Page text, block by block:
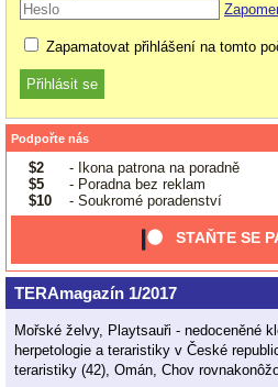
Zapamatovat přihlášení na tomto
Podpořte nás
$2
- Ikona patrona na poradně
$5
- Poradna bez reklam
$10
- Soukromé poradenství
STAŇTE SE
TERAmagazín 1/2017
Mořské želvy, Playtsauři - nedoceněné
herpetologie a teraristiky v České
teraristiky (42), Omán, Chov